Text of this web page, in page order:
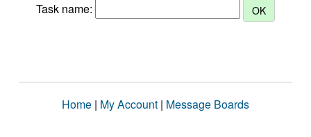
Task name:
Home | My Account | Message Boards